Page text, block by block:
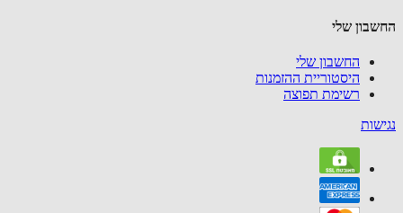
שלי
החשבון שלי
היסטוריית ההזמנות
רשימת תפוצה